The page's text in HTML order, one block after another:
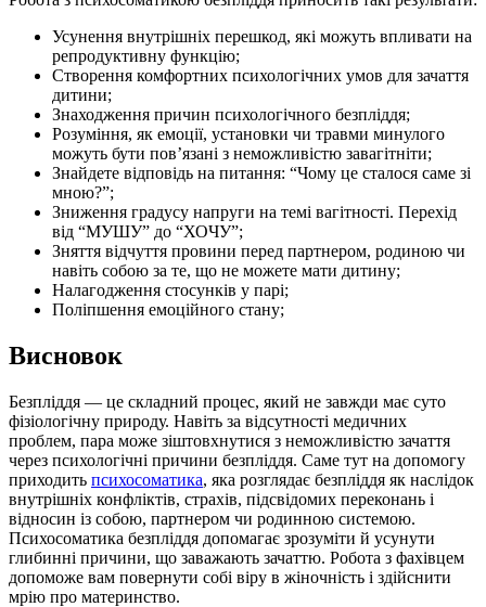
Усунення внутрішніх перешкод, які можуть впливати на
репродуктивну функцію;
Створення комфортних психологічних умов для зачаття
дитини;
Знаходження причин психологічного безпліддя;
Розуміння, як емоції, установки чи травми минулого
можуть бути повʼязані з неможливістю завагітніти;
Знайдете відповідь на питання: “Чому це сталося саме зі
мною?”;
Зниження градусу напруги на темі вагітності. Перехід
від “МУШУ” до “ХОЧУ”;
Зняття відчуття провини перед партнером, родиною чи
навіть собою за те, що не можете мати дитину;
Налагодження стосунків у парі;
Поліпшення емоційного стану;
Висновок
Безпліддя — це складний процес, який не завжди має суто
фізіологічну природу. Навіть за відсутності медичних
проблем, пара може зіштовхнутися з неможливістю зачаття
через психологічні причини безпліддя. Саме тут на допомогу
приходить психосоматика, яка розглядає безпліддя як наслідок
внутрішніх конфліктів, страхів, підсвідомих переконань і
відносин із собою, партнером чи родинною системою.
Психосоматика безпліддя допомагає зрозуміти й усунути
глибинні причини, що заважають зачаттю. Робота з фахівцем
допоможе вам повернути собі віру в жіночність і здійснити
мрію про материнство.